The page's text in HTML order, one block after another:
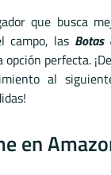
que busca
campo, las Botas
perfecta.
al
en